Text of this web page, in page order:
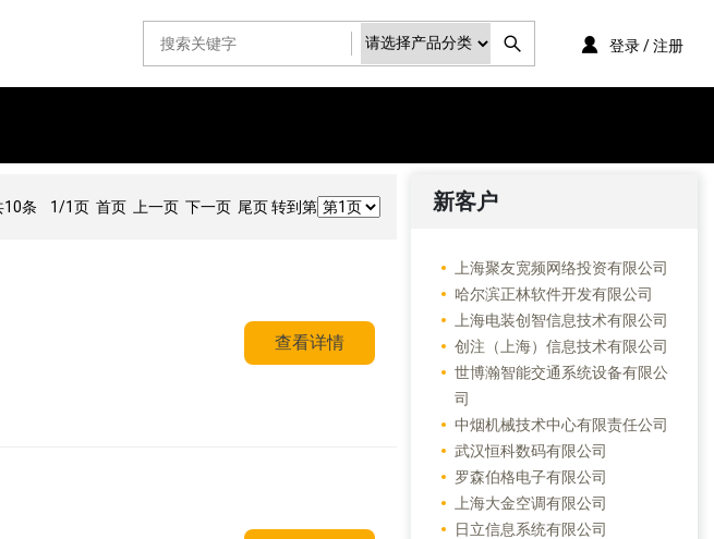
登录 / 注册
10条 1/1页 首页 上一页 下一页 尾页 转到第
查看详情
新客户
上海聚友宽频网络投资有限公司
哈尔滨正林软件开发有限公司
上海电装创智信息技术有限公司
创注（上海）信息技术有限公司
世博瀚智能交通系统设备有限公
司
中烟机械技术中心有限责任公司
武汉恒科数码有限公司
罗森伯格电子有限公司
上海大金空调有限公司
日立信息系统有限公司